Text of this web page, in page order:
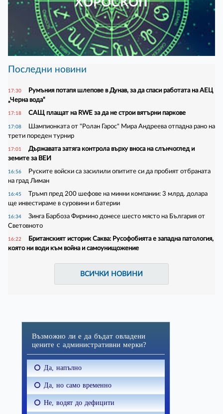
ХОРОСКОП
Последни новини
17:30
Румъния потапя шлепове в Дунав, за да спаси работата на АЕЦ
„Черна вода“
17:18 САЩ плащат на RWE за да не строи вятърни паркове
17:08
Шампионката от "Ролан Гарос" Мира Андреева отпадна рано на
трети пореден турнир
17:01
Държавата затяга контрола върху вноса на слънчоглед и
земите за ВЕИ
16:56
Руските войски са засилили опитите си да пробият отбраната
на град Лиман
16:45
Тръмп пред 200 шефове на минни компании: 3 млрд. долара
ще инвестираме в суровини и батерии
16:34
Зинга Барбоза Фирмино донесе шесто място на България от
Световното
16:22
Британският историк Саква: Русофобията е западна патология,
която ни води към война и самоунищожение
ВСИЧКИ НОВИНИ